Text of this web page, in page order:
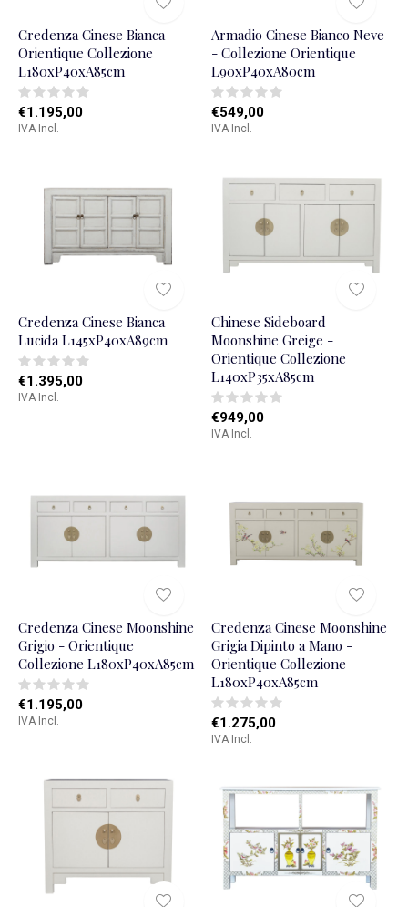
Credenza Cinese Bianca -
Orientique Collezione
L180xP40xA85cm
€1.195,00
IVA Incl.
Armadio Cinese Bianco Neve
- Collezione Orientique
L90xP40xA80cm
€549,00
IVA Incl.
Credenza Cinese Bianca
Lucida L145xP40xA89cm
€1.395,00
IVA Incl.
Chinese Sideboard
Moonshine Greige -
Orientique Collezione
L140xP35xA85cm
€949,00
IVA Incl.
Credenza Cinese Moonshine
Grigio - Orientique
Collezione L180xP40xA85cm
€1.195,00
IVA Incl.
Credenza Cinese Moonshine
Grigia Dipinto a Mano -
Orientique Collezione
L180xP40xA85cm
€1.275,00
IVA Incl.